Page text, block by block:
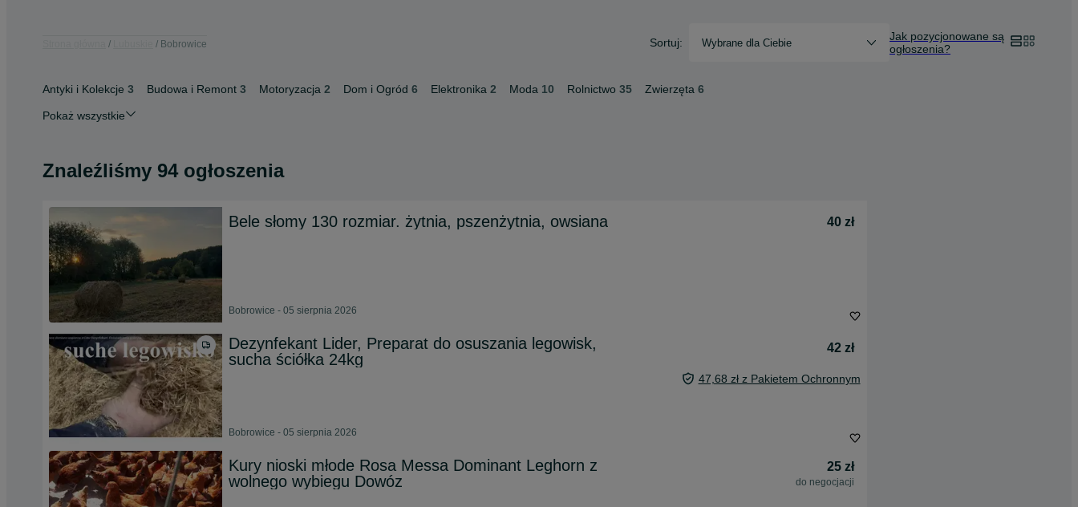
Bobrowice Sortuj: Wybrane dla Ciebie
Jak pozycjonowane są
ogłoszenia?
Antyki i Kolekcje 3 Budowa i Remont 3 Motoryzacja 2 Dom i Ogród 6 Elektronika 2 Moda 10 Rolnictwo 35 Zwierzęta 6
Pokaż wszystkie
Znaleźliśmy 94 ogłoszenia
Bele słomy 130 rozmiar. żytnia, pszenżytnia, owsiana 40 zł
Bobrowice - 05 sierpnia 2026
Dezynfekant Lider, Preparat do osuszania legowisk,
sucha ściółka 24kg
42 zł
47,68 zł z Pakietem Ochronnym
Bobrowice - 05 sierpnia 2026
Kury nioski młode Rosa Messa Dominant Leghorn z
wolnego wybiegu Dowóz
25 zł
do negocjacji